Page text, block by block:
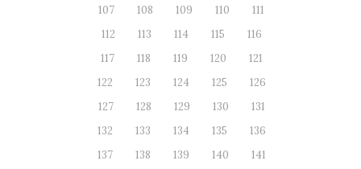
107
108 109 110
111
112
113 114 115
116
117
118 119 120
121
122
123 124 125
126
127
128 129 130
131
132
133 134 135
136
137
138 139 140
141